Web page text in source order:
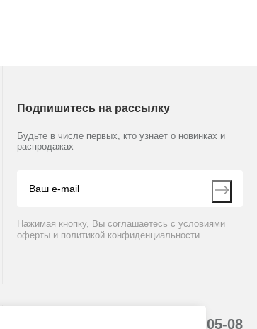
Подпишитесь на рассылку
Будьте в числе первых, кто узнает о новинках и
распродажах
Нажимая кнопку, Вы соглашаетесь с условиями
оферты и политикой конфиденциальности
8 (800) 234-05-08